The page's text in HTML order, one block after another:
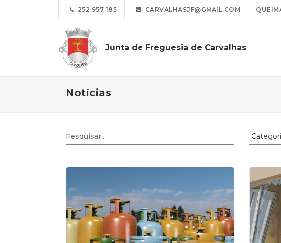
252 957 185 CARVALHASJF@GMAIL.COM
Junta de Freguesia de Carvalhas
Notícias